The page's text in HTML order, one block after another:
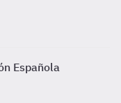
Española